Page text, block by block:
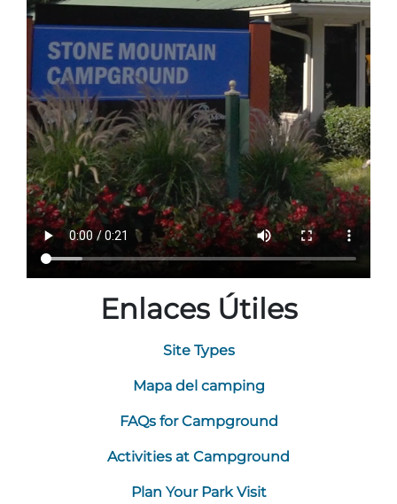
Enlaces Útiles
Site Types
Mapa del camping
FAQs for Campground
Activities at Campground
Plan Your Park Visit